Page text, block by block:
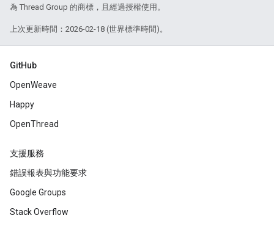
為 Thread Group 的商標，且經過授權使用。
上次更新時間：2026-02-18 (世界標準時間)。
GitHub
OpenWeave
Happy
OpenThread
支援服務
錯誤報表與功能要求
Google Groups
Stack Overflow